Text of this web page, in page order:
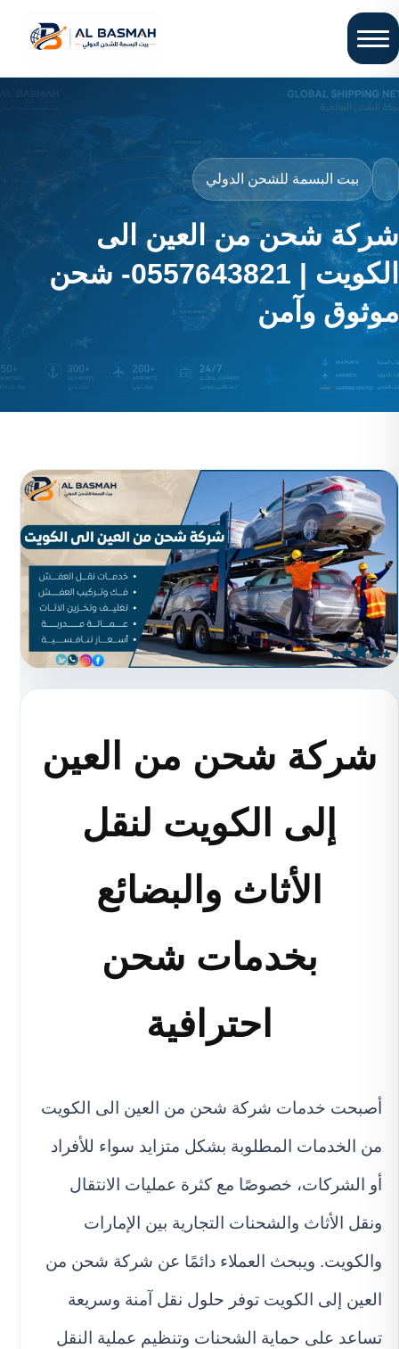
بيت البسمة للشحن الدولي
شركة شحن من العين الى
الكويت | 0557643821- شحن
موثوق وآمن
شركة شحن من العين
إلى الكويت لنقل
الأثاث والبضائع
بخدمات شحن
احترافية
أصبحت خدمات شركة شحن من العين الى الكويت
من الخدمات المطلوبة بشكل متزايد سواء للأفراد
أو الشركات، خصوصًا مع كثرة عمليات الانتقال
ونقل الأثاث والشحنات التجارية بين الإمارات
والكويت. ويبحث العملاء دائمًا عن شركة شحن من
العين إلى الكويت توفر حلول نقل آمنة وسريعة
تساعد على حماية الشحنات وتنظيم عملية النقل